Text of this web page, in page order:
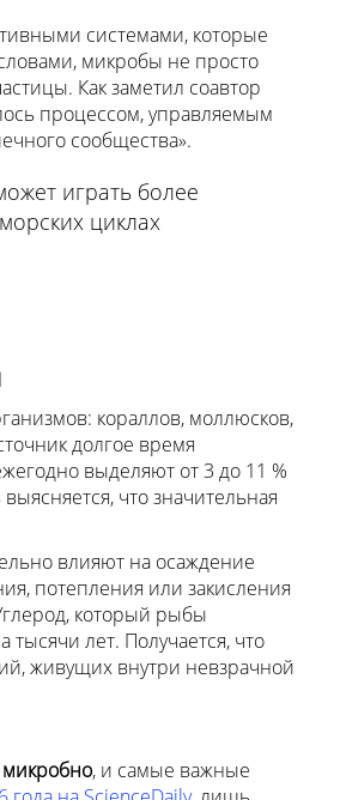
системами, которые
микробы не просто
Как заметил соавтор
процессом, управляемым
сообщества».
играть более
циклах
кораллов, моллюсков,
долгое время
выделяют от 3 до 11 %
что значительная
влияют на осаждение
потепления или закисления
который рыбы
лет. Получается, что
живущих внутри невзрачной
, и самые важные